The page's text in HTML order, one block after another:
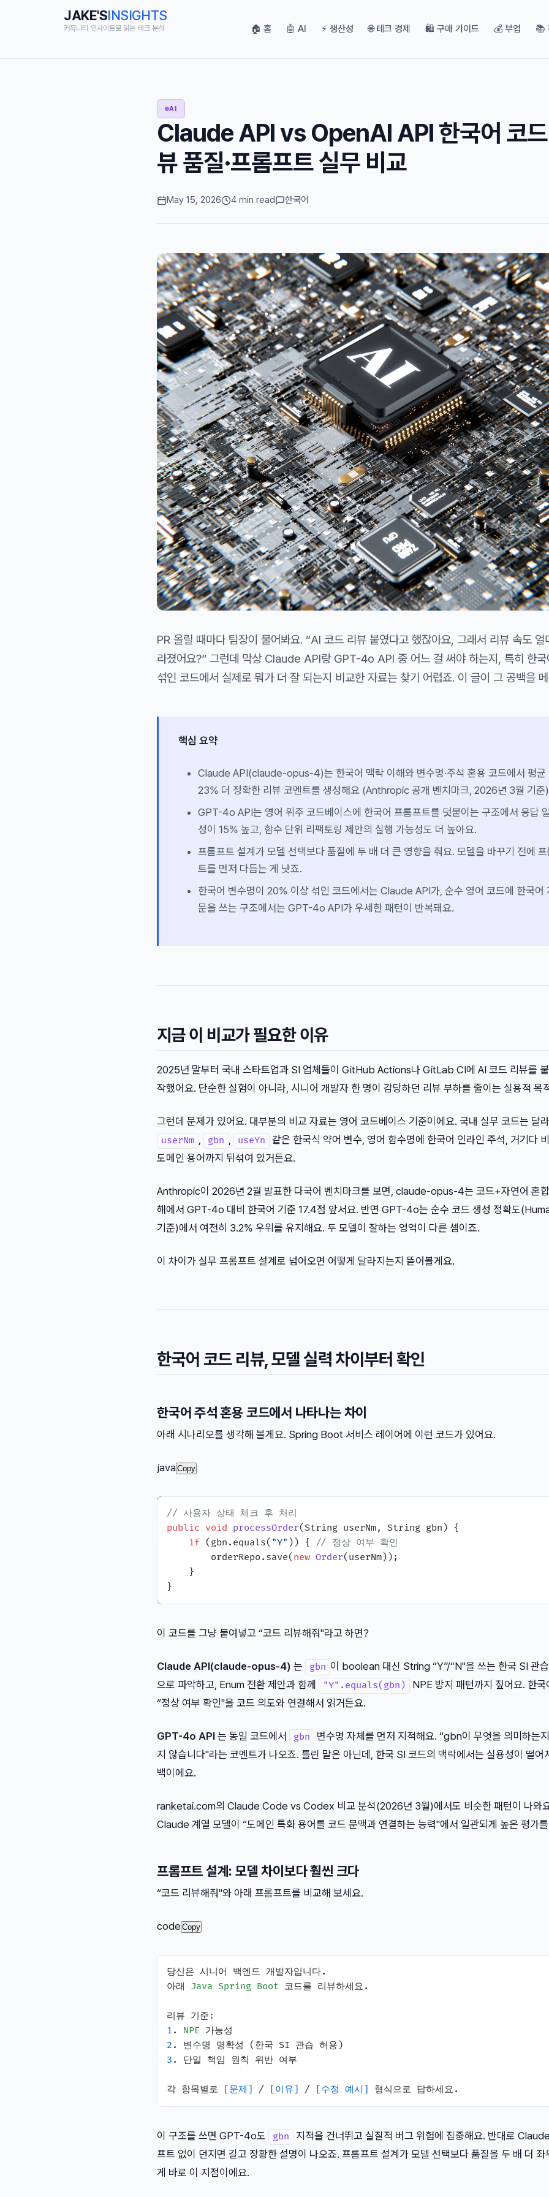
JAKE'SINSIGHTS
커뮤니티 인사이트로 읽는 테크 분석 🏠 홈 🤖 AI ⚡ 생산성 🌐 테크 경제 🛍️ 구매 가이드 💰 부업 📚
AI
Claude API vs OpenAI API 한국어 코드
뷰 품질·프롬프트 실무 비교
May 15, 2026 4 min read 한국어
PR 올릴 때마다 팀장이 물어봐요. “AI 코드 리뷰 붙였다고 했잖아요, 그래서 리뷰 속도 얼
라졌어요?” 그런데 막상 Claude API랑 GPT-4o API 중 어느 걸 써야 하는지, 특히 한국
섞인 코드에서 실제로 뭐가 더 잘 되는지 비교한 자료는 찾기 어렵죠. 이 글이 그 공백을
핵심 요약
Claude API(claude-opus-4)는 한국어 맥락 이해와 변수명·주석 혼용 코드에서 평균
23% 더 정확한 리뷰 코멘트를 생성해요 (Anthropic 공개 벤치마크, 2026년 3월 기준
GPT-4o API는 영어 위주 코드베이스에 한국어 프롬프트를 덧붙이는 구조에서 응답
성이 15% 높고, 함수 단위 리팩토링 제안의 실행 가능성도 더 높아요.
프롬프트 설계가 모델 선택보다 품질에 두 배 더 큰 영향을 줘요. 모델을 바꾸기 전에 프
트를 먼저 다듬는 게 낫죠.
한국어 변수명이 20% 이상 섞인 코드에서는 Claude API가, 순수 영어 코드에 한국어
문을 쓰는 구조에서는 GPT-4o API가 우세한 패턴이 반복돼요.
지금 이 비교가 필요한 이유
2025년 말부터 국내 스타트업과 SI 업체들이 GitHub Actions나 GitLab CI에 AI 코드 리뷰를 붙
작했어요. 단순한 실험이 아니라, 시니어 개발자 한 명이 감당하던 리뷰 부하를 줄이는 실용적 목
그런데 문제가 있어요. 대부분의 비교 자료는 영어 코드베이스 기준이에요. 국내 실무 코드는 달
userNm , gbn , useYn
같은 한국식 약어 변수, 영어 함수명에 한국어 인라인 주석, 거기다
도메인 용어까지 뒤섞여 있거든요.
Anthropic이 2026년 2월 발표한 다국어 벤치마크를 보면, claude-opus-4는 코드+자연어 혼합
해에서 GPT-4o 대비 한국어 기준 17.4점 앞서요. 반면 GPT-4o는 순수 코드 생성 정확도
기준)에서 여전히 3.2% 우위를 유지해요. 두 모델이 잘하는 영역이 다른 셈이죠.
이 차이가 실무 프롬프트 설계로 넘어오면 어떻게 달라지는지 뜯어볼게요.
한국어 코드 리뷰, 모델 실력 차이부터 확인
한국어 주석 혼용 코드에서 나타나는 차이
아래 시나리오를 생각해 볼게요. Spring Boot 서비스 레이어에 이런 코드가 있어요.
javaCopy
// 사용자 상태 체크 후 처리
public void processOrder(String userNm, String gbn) {
if (gbn.equals( "Y" )) { // 정상 여부 확인
        orderRepo.save(
new Order(userNm));
    }
이 코드를 그냥 붙여넣고 “코드 리뷰해줘"라고 하면?
Claude API(claude-opus-4) 는 gbn 이 boolean 대신 String “Y”/“N"을 쓰는 한국 SI 관
으로 파악하고, Enum 전환 제안과 함께
"Y".equals(gbn)
NPE 방지 패턴까지 짚어요. 한국
“정상 여부 확인"을 코드 의도와 연결해서 읽거든요.
GPT-4o API 는 동일 코드에서 gbn
변수명 자체를 먼저 지적해요. “gbn이 무엇을 의미하는
지 않습니다"라는 코멘트가 나오죠. 틀린 말은 아닌데, 한국 SI 코드의 맥락에서는 실용성이 떨어
백이에요.
ranketai.com의 Claude Code vs Codex 비교 분석(2026년 3월)에서도 비슷한 패턴이 나와
Claude 계열 모델이 “도메인 특화 용어를 코드 문맥과 연결하는 능력"에서 일관되게 높은 평가
프롬프트 설계: 모델 차이보다 훨씬 크다
“코드 리뷰해줘"와 아래 프롬프트를 비교해 보세요.
code Copy
당신은 시니어 백엔드 개발자입니다.
아래 Java Spring Boot 코드를 리뷰하세요.
1 . NPE
2
3 . 단일 책임 원칙 위반 여부
각 항목별로 [문제] / [이유] / [수정 예시]
이 구조를 쓰면 GPT-4o도 gbn
지적을 건너뛰고 실질적 버그 위험에 집중해요. 반대로
프트 없이 던지면 길고 장황한 설명이 나오죠. 프롬프트 설계가 모델 선택보다 품질을 두 배 더 좌
게 바로 이 지점이에요.